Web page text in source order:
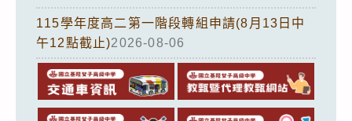
115學年度高二第一階段轉組申請(8月13日中
午12點截止)2026-08-06